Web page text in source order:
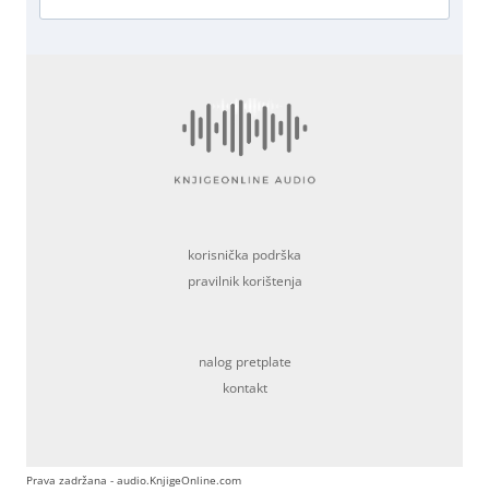
korisnička podrška
pravilnik korištenja
nalog pretplate
kontakt
Prava zadržana - audio.KnjigeOnline.com